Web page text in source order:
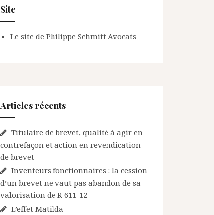
Site
Le site de Philippe Schmitt Avocats
Articles récents
Titulaire de brevet, qualité à agir en
contrefaçon et action en revendication
de brevet
Inventeurs fonctionnaires : la cession
d’un brevet ne vaut pas abandon de sa
valorisation de R 611-12
L’effet Matilda